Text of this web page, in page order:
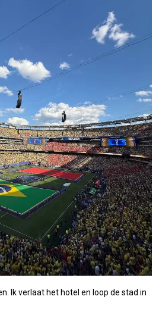
Ik verlaat het hotel en loop de stad in